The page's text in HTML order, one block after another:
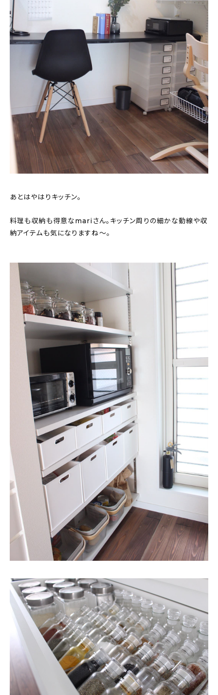
あとはやはりキッチン。
料理も収納も得意なmariさん。キッチン周りの細かな動線や収
納アイテムも気になりますね〜。